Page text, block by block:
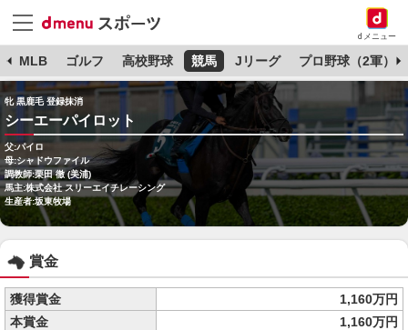
dメニュー
MLB ゴルフ 高校野球 競馬 Jリーグ プロ野球（2軍）
牝 黒鹿毛 登録抹消
シーエーパイロット
父:パイロ
母:シャドウファイル
調教師:栗田 徹 (美浦)
馬主:株式会社 スリーエイチレーシング
生産者:坂東牧場
賞金
獲得賞金
1,160万円
本賞金
1,160万円